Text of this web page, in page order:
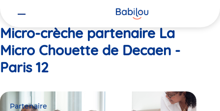
Micro-crèche partenaire La
Micro Chouette de Decaen -
Paris 12
Partenaire